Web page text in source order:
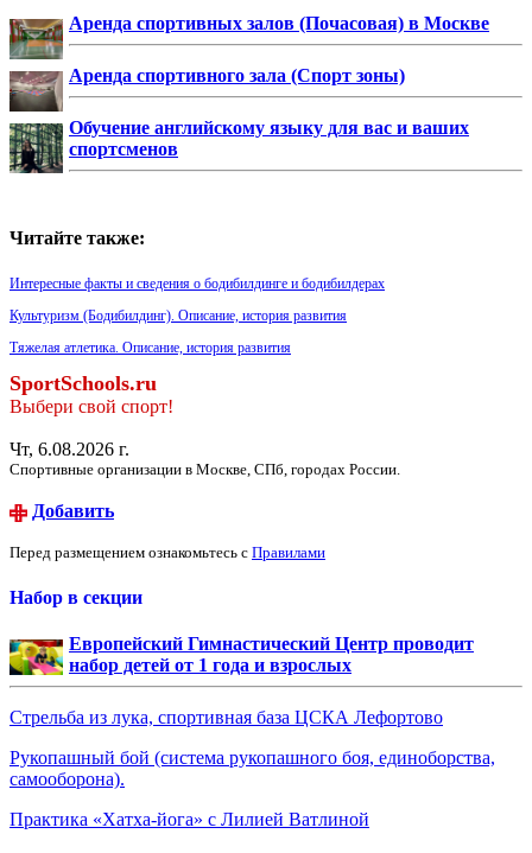
Аренда спортивных залов (Почасовая) в Москве
Аренда спортивного зала (Спорт зоны)
Обучение английскому языку для вас и ваших
спортсменов
Читайте также:
Интересные факты и сведения о бодибилдинге и бодибилдерах
Культуризм (Бодибилдинг). Описание, история развития
Тяжелая атлетика. Описание, история развития
SportSchools.ru
Выбери свой спорт!
Чт, 6.08.2026 г.
Спортивные организации в Москве, СПб, городах России.
Добавить
Перед размещением ознакомьтесь с Правилами
Набор в секции
Европейский Гимнастический Центр проводит
набор детей от 1 года и взрослых
Стрельба из лука, спортивная база ЦСКА Лефортово
Рукопашный бой (система рукопашного боя, единоборства,
самооборона).
Практика «Хатха-йога» с Лилией Ватлиной